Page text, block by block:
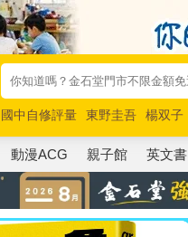
國中自修評量 東野圭吾 楊双子
唯紅花綻放
奧德賽 路邊攤新作
動漫ACG 親子館 英文書